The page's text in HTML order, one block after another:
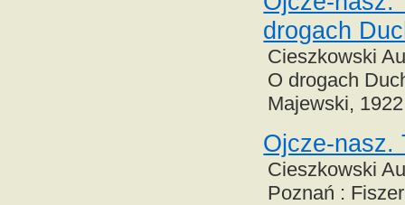
drogach
Cieszkowski
O drogach
Majewski, 1922
Ojcze-nasz.
Cieszkowski
Poznań :